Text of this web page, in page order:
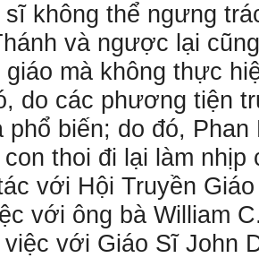
sĩ không thể ngưng
và ngược lại
mà không thực
do các phương tiện
phổ biến; do đó,
thoi đi lại làm
với Hội Truyền
với ông bà William
việc với Giáo Sĩ John